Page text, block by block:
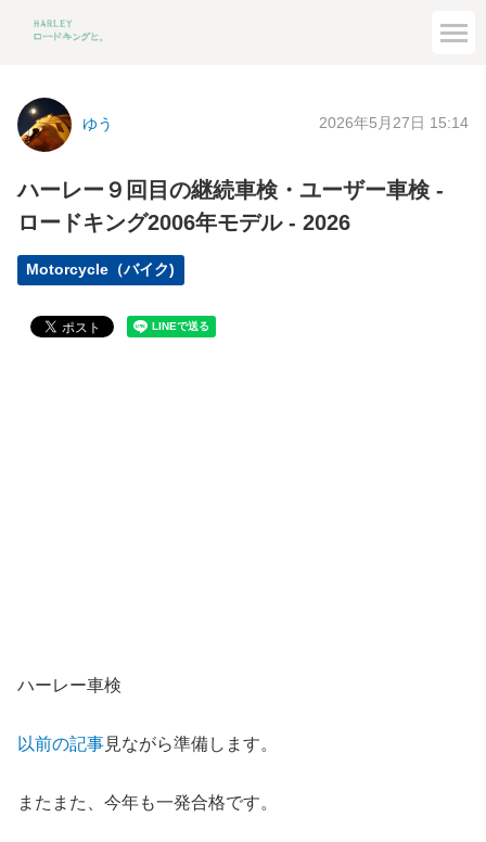
ゆう 2026年5月27日 15:14
ハーレー９回目の継続車検・ユーザー車検 -
ロードキング2006年モデル - 2026
Motorcycle（バイク)
ハーレー車検
以前の記事見ながら準備します。
またまた、今年も一発合格です。